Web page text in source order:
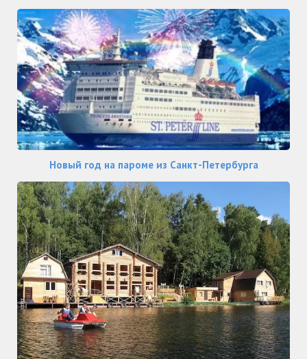
Новый год на пароме из Санкт-Петербурга